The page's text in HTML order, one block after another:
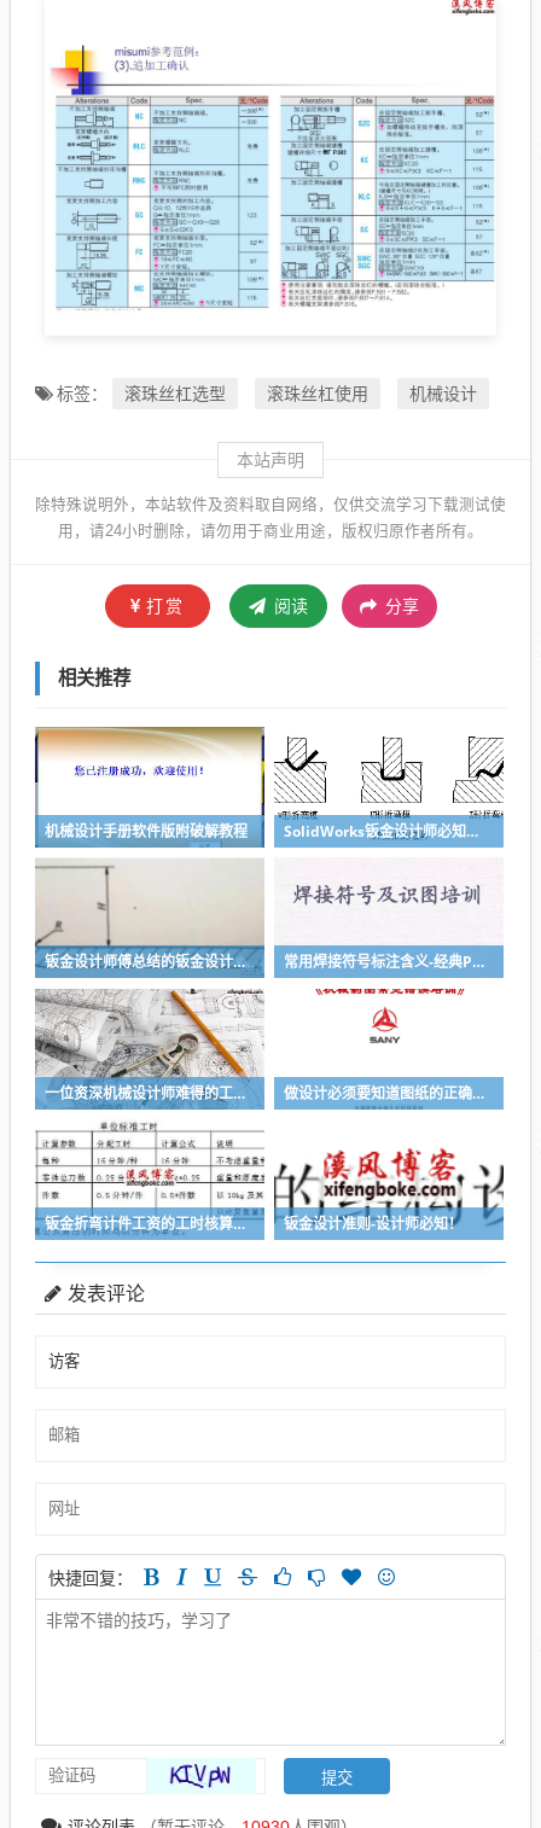
标签： 滚珠丝杠选型 滚珠丝杠使用 机械设计
本站声明
除特殊说明外，本站软件及资料取自网络，仅供交流学习下载测试使
用，请24小时删除，请勿用于商业用途，版权归原作者所有。
打赏 阅读 分享
相关推荐
机械设计手册软件版附破解教程 SolidWorks钣金设计师必知的钣金设计加工常识，知识储备很重要
钣金设计师傅总结的钣金设计要诀，折弯经验堪称武功秘籍 常用焊接符号标注含义-经典PPT讲解收藏
一位资深机械设计师难得的工作经验与感悟 做设计必须要知道图纸的正确绘制-三一大企业内部常见图纸错误培训-溪风推荐
钣金折弯计件工资的工时核算方法推荐 钣金设计准则-设计师必知！
发表评论
快捷回复：